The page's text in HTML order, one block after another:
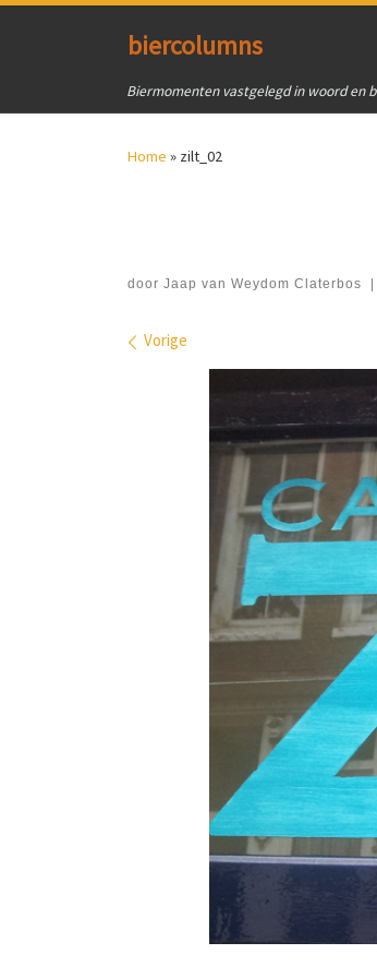
biercolumns
Biermomenten vastgelegd in woord en
Home » zilt_02
door Jaap van Weydom Claterbos
Afbeeldingen
Vorige